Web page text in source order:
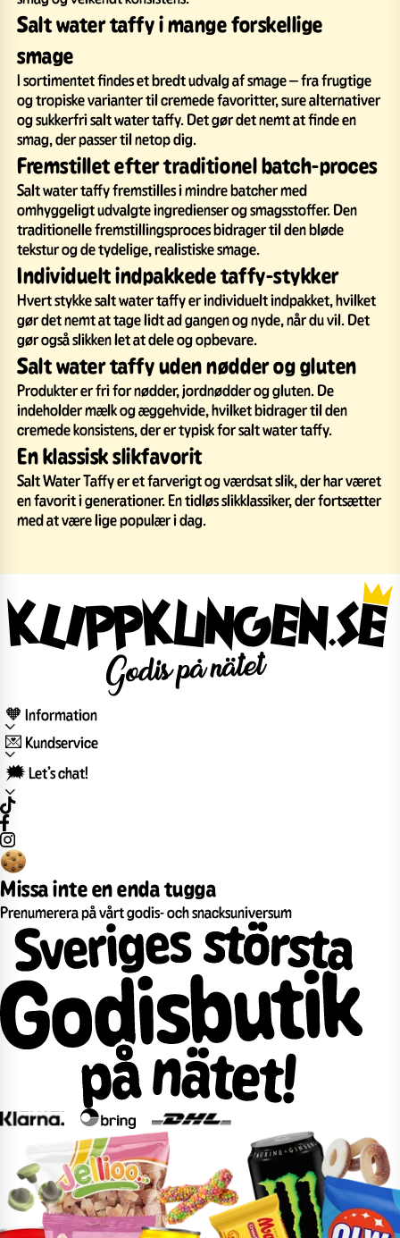
Salt water taffy i mange forskellige
smage
I sortimentet findes et bredt udvalg af smage – fra frugtige
og tropiske varianter til cremede favoritter, sure alternativer
og sukkerfri salt water taffy. Det gør det nemt at finde en
smag, der passer til netop dig.
Fremstillet efter traditionel batch-proces
Salt water taffy fremstilles i mindre batcher med
omhyggeligt udvalgte ingredienser og smagsstoffer. Den
traditionelle fremstillingsproces bidrager til den bløde
tekstur og de tydelige, realistiske smage.
Individuelt indpakkede taffy-stykker
Hvert stykke salt water taffy er individuelt indpakket, hvilket
gør det nemt at tage lidt ad gangen og nyde, når du vil. Det
gør også slikken let at dele og opbevare.
Salt water taffy uden nødder og gluten
Produkter er fri for nødder, jordnødder og gluten. De
indeholder mælk og æggehvide, hvilket bidrager til den
cremede konsistens, der er typisk for salt water taffy.
En klassisk slikfavorit
Salt Water Taffy er et farverigt og værdsat slik, der har været
en favorit i generationer. En tidløs slikklassiker, der fortsætter
med at være lige populær i dag.
🧡 Information
💌 Kundservice
🗯️ Let’s chat!
Missa inte en enda tugga
Prenumerera på vårt godis- och snacksuniversum